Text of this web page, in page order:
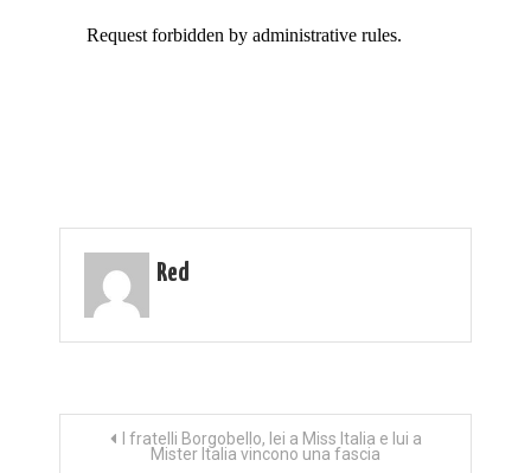
Red
Navigazione
I fratelli Borgobello, lei a Miss Italia e lui a
Mister Italia vincono una fascia